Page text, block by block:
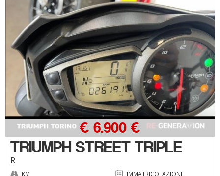
TRIUMPH STREET TRIPLE
R
€ 6.900 €
KM IMMATRICOLAZIONE